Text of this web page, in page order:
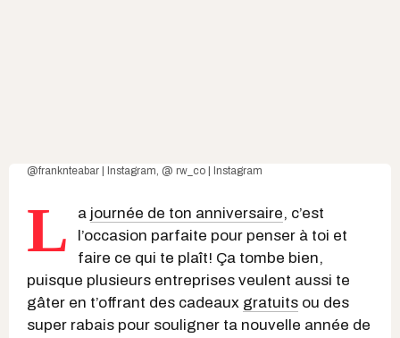
@franknteabar | Instagram, @ rw_co | Instagram
L a journée de ton anniversaire, c’est
l’occasion parfaite pour penser à toi et
faire ce qui te plaît! Ça tombe bien,
puisque plusieurs entreprises veulent aussi te
gâter en t’offrant des cadeaux gratuits ou des
super rabais pour souligner ta nouvelle année de